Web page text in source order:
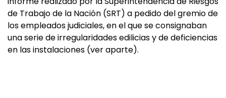
de Trabajo de la Nación (SRT) a pedido del gremio de
los empleados judiciales, en el que se consignaban
una serie de irregularidades edilicias y de deficiencias
en las instalaciones (ver aparte).